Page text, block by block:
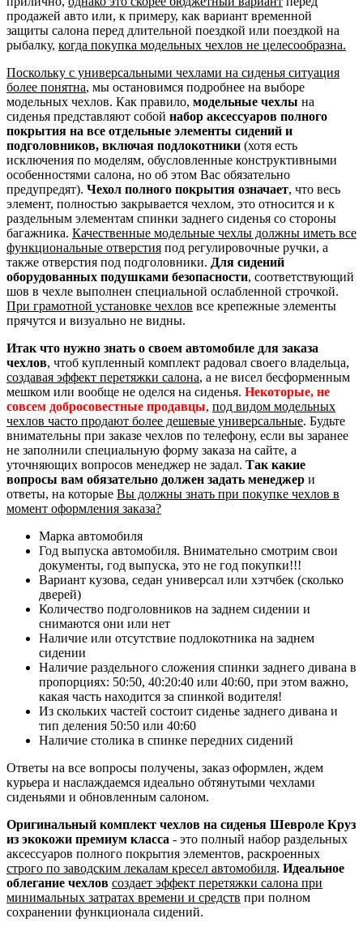
продажей авто или, к примеру, как вариант временной
защиты салона перед длительной поездкой или поездкой на
рыбалку, когда покупка модельных чехлов не целесообразна.
Поскольку с универсальными чехлами на сиденья ситуация
более понятна, мы остановимся подробнее на выборе
модельных чехлов. Как правило, модельные чехлы на
сиденья представляют собой набор аксессуаров полного
покрытия на все отдельные элементы сидений и
подголовников, включая подлокотники (хотя есть
исключения по моделям, обусловленные конструктивными
особенностями салона, но об этом Вас обязательно
предупредят). Чехол полного покрытия означает, что весь
элемент, полностью закрывается чехлом, это относится и к
раздельным элементам спинки заднего сиденья со стороны
багажника. Качественные модельные чехлы должны иметь все
функциональные отверстия под регулировочные ручки, а
также отверстия под подголовники. Для сидений
оборудованных подушками безопасности, соответствующий
шов в чехле выполнен специальной ослабленной строчкой.
При грамотной установке чехлов все крепежные элементы
прячутся и визуально не видны.
Итак что нужно знать о своем автомобиле для заказа
чехлов, чтоб купленный комплект радовал своего владельца,
создавая эффект перетяжки салона, а не висел бесформенным
мешком или вообще не оделся на сиденья. Некоторые, не
совсем добросовестные продавцы, под видом модельных
чехлов часто продают более дешевые универсальные. Будьте
внимательны при заказе чехлов по телефону, если вы заранее
не заполнили специальную форму заказа на сайте, а
уточняющих вопросов менеджер не задал. Так какие
вопросы вам обязательно должен задать менеджер и
ответы, на которые Вы должны знать при покупке чехлов в
момент оформления заказа?
Марка автомобиля
Год выпуска автомобиля. Внимательно смотрим свои
документы, год выпуска, это не год покупки!!!
Вариант кузова, седан универсал или хэтчбек (сколько
дверей)
Количество подголовников на заднем сидении и
снимаются они или нет
Наличие или отсутствие подлокотника на заднем
сидении
Наличие раздельного сложения спинки заднего дивана в
пропорциях: 50:50, 40:20:40 или 40:60, при этом важно,
какая часть находится за спинкой водителя!
Из скольких частей состоит сиденье заднего дивана и
тип деления 50:50 или 40:60
Наличие столика в спинке передних сидений
Ответы на все вопросы получены, заказ оформлен, ждем
курьера и наслаждаемся идеально обтянутыми чехлами
сиденьями и обновленным салоном.
Оригинальный комплект чехлов на сиденья Шевроле Круз
из экокожи премиум класса - это полный набор раздельных
аксессуаров полного покрытия элементов, раскроенных
строго по заводским лекалам кресел автомобиля. Идеальное
облегание чехлов создает эффект перетяжки салона при
минимальных затратах времени и средств при полном
сохранении функционала сидений.